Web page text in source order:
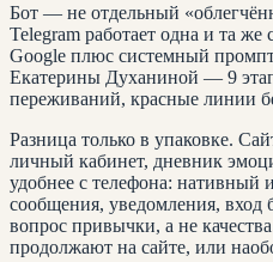
Бот — не отдельный
Telegram работает одна и та
Google плюс системный
Екатерины Духаниной — 9
переживаний, красные линии
Разница только в упаковке.
личный кабинет, дневник
удобнее с телефона: нативный
сообщения, уведомления, вход
вопрос привычки, а не
продолжают на сайте, или